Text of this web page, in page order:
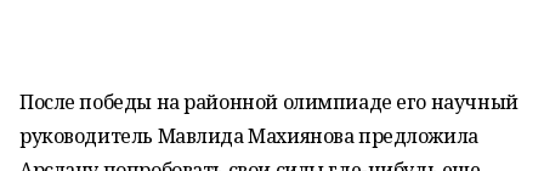
После победы на районной олимпиаде его научный
руководитель Мавлида Махиянова предложила